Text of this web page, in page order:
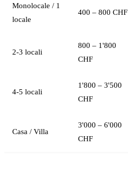
Monolocale / 1
locale
400 – 800 CHF
2-3 locali
800 – 1'800
CHF
4-5 locali
1'800 – 3'500
CHF
Casa / Villa
3'000 – 6'000
CHF